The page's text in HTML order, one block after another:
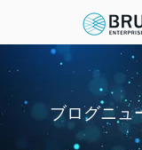
ブログニュ